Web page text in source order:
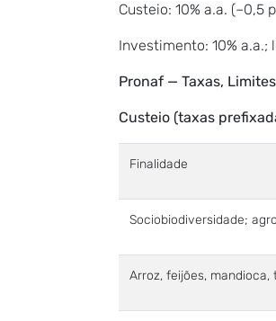
Custeio: 10% a.a. (–0,5
Investimento: 10%
Pronaf — Taxas,
Custeio (taxas
Finalidade
Sociobiodiversidade;
Arroz, feijões,